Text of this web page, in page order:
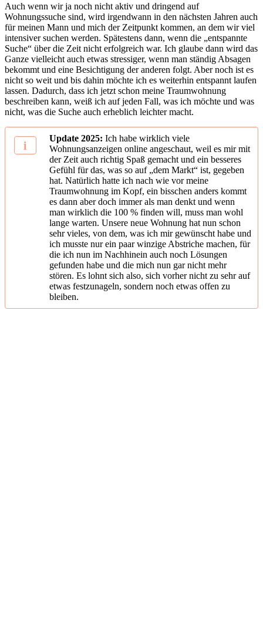
Auch wenn wir ja noch nicht aktiv und dringend auf
Wohnungssuche sind, wird irgendwann in den nächsten Jahren auch
für meinen Mann und mich der Zeitpunkt kommen, an dem wir viel
intensiver suchen werden. Spätestens dann, wenn die „entspannte
Suche“ über die Zeit nicht erfolgreich war. Ich glaube dann wird das
Ganze vielleicht auch etwas stressiger, wenn man ständig Absagen
bekommt und eine Besichtigung der anderen folgt. Aber noch ist es
nicht so weit und bis dahin möchte ich es weiterhin entspannt laufen
lassen. Dadurch, dass ich jetzt schon meine Traumwohnung
beschreiben kann, weiß ich auf jeden Fall, was ich möchte und was
nicht, was die Suche auch erheblich leichter macht.
Update 2025: Ich habe wirklich viele
Wohnungsanzeigen online angeschaut, weil es mir mit
der Zeit auch richtig Spaß gemacht und ein besseres
Gefühl für das, was so auf „dem Markt“ ist, gegeben
hat. Natürlich hatte ich nach wie vor meine
Traumwohnung im Kopf, ein bisschen anders kommt
es dann aber doch immer als man denkt und wenn
man wirklich die 100 % finden will, muss man wohl
lange warten. Unsere neue Wohnung hat nun schon
sehr vieles, von dem, was ich mir gewünscht habe und
ich musste nur ein paar winzige Abstriche machen, für
die ich nun im Nachhinein auch noch Lösungen
gefunden habe und die mich nun gar nicht mehr
stören. Es lohnt sich also, sich vorher nicht zu sehr auf
etwas festzunageln, sondern noch etwas offen zu
bleiben.